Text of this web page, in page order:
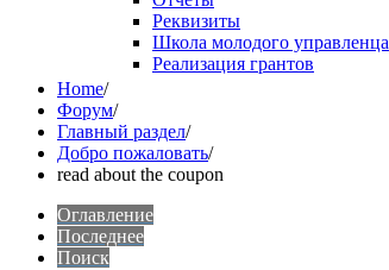
Реквизиты
Школа молодого управленца
Реализация грантов
Home/
Форум/
Главный раздел/
Добро пожаловать/
read about the coupon
Оглавление
Последнее
Поиск